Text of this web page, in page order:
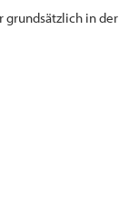
grundsätzlich in der